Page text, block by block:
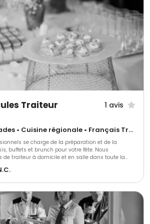
un baptême ou un anniversaire, notre équipe
avec des mets délicieux et personnalisés.
mises en bouche savoureuses et des buffets à
d'un traiteur d'excellence à Cergy-Pontoise
Traiteur 1 avis
Barbecue et grillades • Cuisine régionale • Français Traditionnel
se charge de la préparation et de la
buffets et brunch pour votre fête. Nous
de traiteur à domicile et en salle dans toute la
confiance à notre équipe pour la préparation
buffets et brunch pour votre événement.